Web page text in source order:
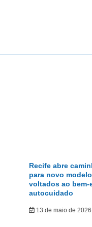
Recife abre
para novo
voltados ao bem-
autocuidado
13 de maio de 2026